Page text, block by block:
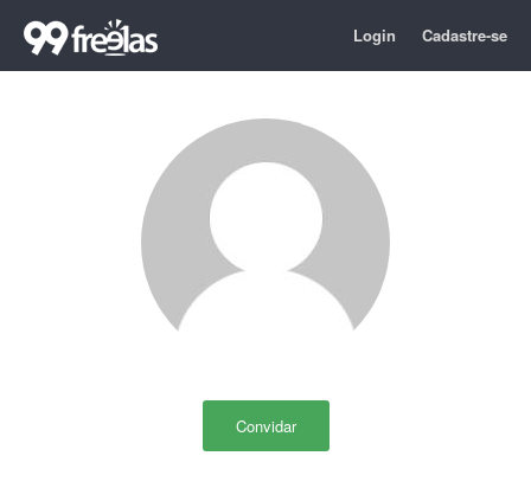
Login Cadastre-se
Convidar